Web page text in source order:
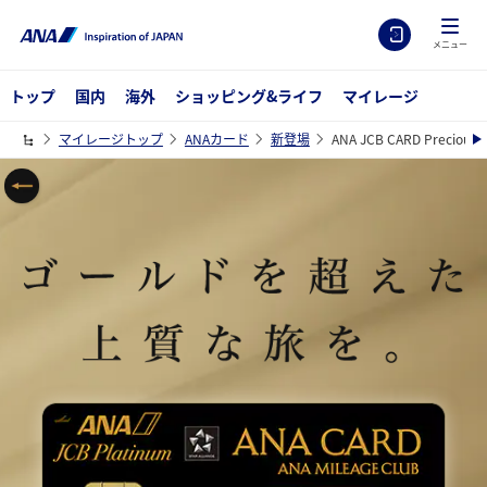
メニュー
トップ 国内 海外 ショッピング&ライフ マイレージ
マイレージトップ ANAカード 新登場 ANA JCB CARD Precious